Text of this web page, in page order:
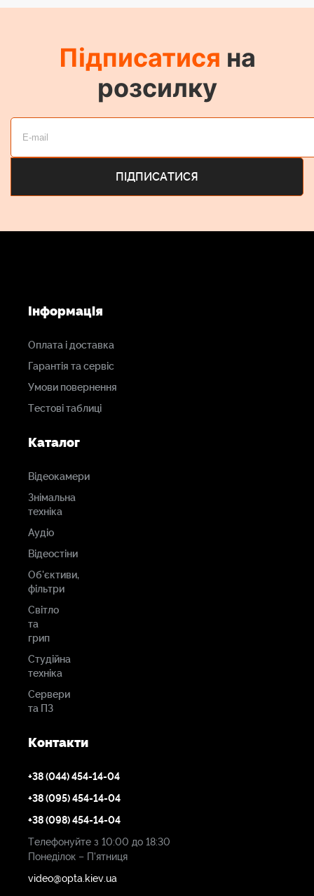
Підписатися на
розсилку
Інформація
Оплата і доставка
Гарантія та сервіс
Умови повернення
Тестові таблиці
Каталог
Відеокамери
Знімальна
техніка
Аудіо
Відеостіни
Об'єктиви,
фільтри
Світло
та
грип
Студійна
техніка
Сервери
та ПЗ
Контакти
+38 (044) 454-14-04
+38 (095) 454-14-04
+38 (098) 454-14-04
Телефонуйте з 10:00 до 18:30
Понеділок – П'ятниця
video@opta.kiev.ua